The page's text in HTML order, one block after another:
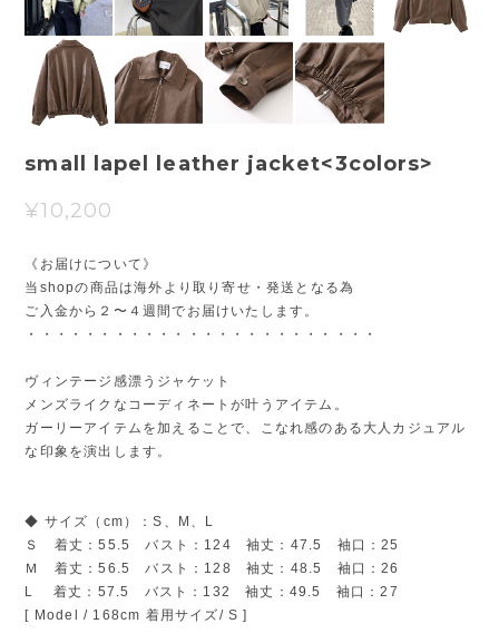
small lapel leather jacket<3colors>
¥10,200
《お届けについて》
当shopの商品は海外より取り寄せ・発送となる為
ご入金から２〜４週間でお届けいたします。
・・・・・・・・・・・・・・・・・・・・・・・・
ヴィンテージ感漂うジャケット
メンズライクなコーディネートが叶うアイテム。
ガーリーアイテムを加えることで、こなれ感のある大人カジュアル
な印象を演出します。
◆ サイズ（cm）：S、M、L
Ｓ 着丈：55.5 バスト：124 袖丈：47.5 袖口：25
Ｍ 着丈：56.5 バスト：128 袖丈：48.5 袖口：26
L 着丈：57.5 バスト：132 袖丈：49.5 袖口：27
[ Model / 168cm 着用サイズ/ S ]